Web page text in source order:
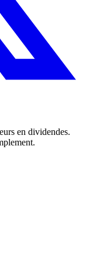
en dividendes.